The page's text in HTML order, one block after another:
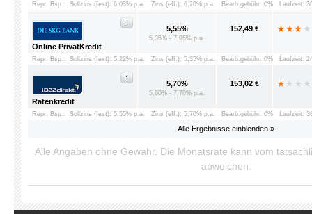
Alle Ergebnisse einblenden »
Repr. Bsp.: Sollzins (fest): 6,03% p.a. Zins (eff.): 6,20% p.a. Bearb.gebühr: 0% Laufzeit:
Online PrivatKredit
5,55%
5,35% - 7,95% p.a.
152,49 €
Repr. Bsp.: Sollzins (fest): 5,22% p.a. Zins (eff.): 5,35% p.a. Bearb.gebühr: 0% Laufzeit:
Ratenkredit
5,70%
5,60% - 7,70% p.a.
153,02 €
Repr. Bsp.: Sollzins (fest): 5,55% p.a. Zins (eff.): 5,70% p.a. Bearb.gebühr: 0% Laufzeit:
Alle Angaben ohne Gewähr. Die Monatsrate kann vom
abweichen.